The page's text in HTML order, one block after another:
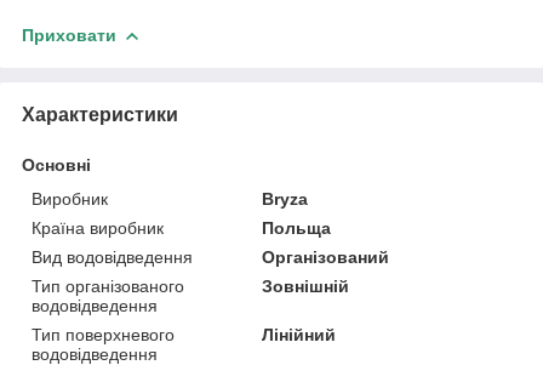
Приховати
Характеристики
Основні
Виробник
Bryza
Країна виробник
Польща
Вид водовідведення
Організований
Тип організованого
водовідведення
Зовнішній
Тип поверхневого
водовідведення
Лінійний